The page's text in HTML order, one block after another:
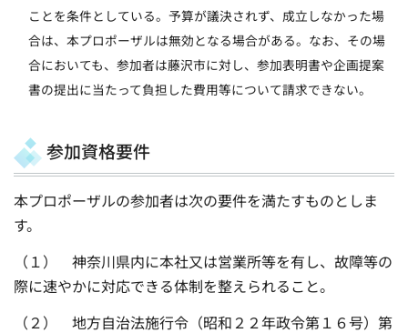
ことを条件としている。予算が議決されず、成立しなかった場
合は、本プロポーザルは無効となる場合がある。なお、その場
合においても、参加者は藤沢市に対し、参加表明書や企画提案
書の提出に当たって負担した費用等について請求できない。
参加資格要件
本プロポーザルの参加者は次の要件を満たすものとしま
す。
（１） 神奈川県内に本社又は営業所等を有し、故障等の
際に速やかに対応できる体制を整えられること。
（２） 地方自治法施行令（昭和２２年政令第１６号）第